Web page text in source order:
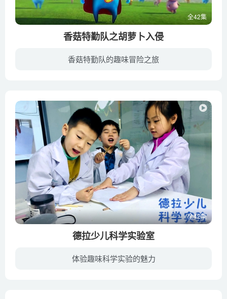
全42集
香菇特勤队之胡萝卜入侵
香菇特勤队的趣味冒险之旅
全42集
德拉少儿科学实验室
体验趣味科学实验的魅力